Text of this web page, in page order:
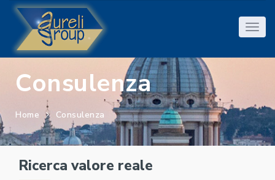
Consulenza
Home Consulenza
Ricerca valore reale